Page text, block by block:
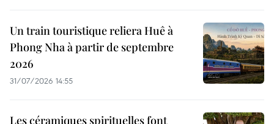
Un train touristique reliera Huê à
Phong Nha à partir de septembre
2026
31/07/2026 14:55
Les céramiques spirituelles font